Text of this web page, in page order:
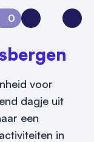
0
0
Inloggen
voor
dagje uit
een
in